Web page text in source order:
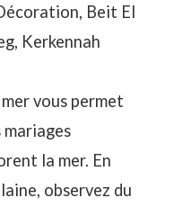
Beit El
Kerkennah
vous permet
mariages
la mer. En
observez du